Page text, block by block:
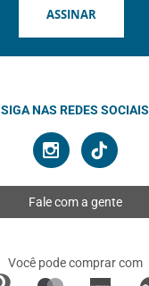
ASSINAR
SIGA NAS REDES SOCIAIS
Fale com a gente
Você pode comprar com